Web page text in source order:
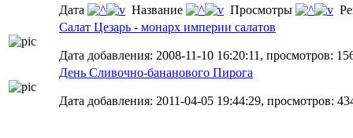
Дата Название Просмотры
Салат Цезарь - монарх империи салатов
Дата добавления: 2008-11-10 16:20:11, просмотров:
День Сливочно-бананового Пирога
Дата добавления: 2011-04-05 19:44:29, просмотров: